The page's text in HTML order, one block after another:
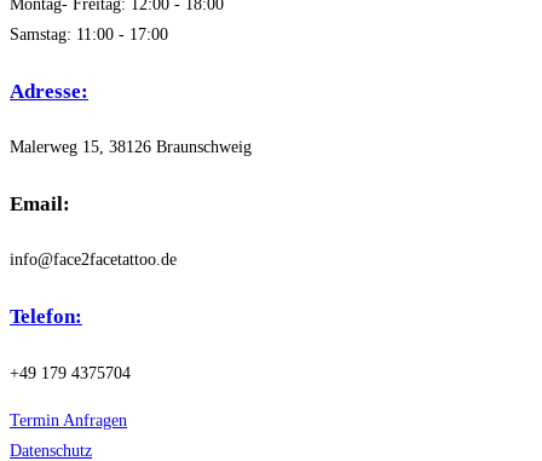
Montag- Freitag: 12:00 - 18:00
Samstag: 11:00 - 17:00
Adresse:
Malerweg 15, 38126 Braunschweig
Email:
info@face2facetattoo.de
Telefon:
+49 179 4375704
Termin Anfragen
Datenschutz